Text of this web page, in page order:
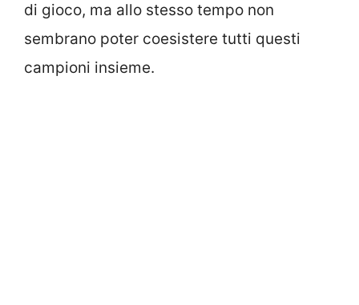
di gioco, ma allo stesso tempo non
sembrano poter coesistere tutti questi
campioni insieme.